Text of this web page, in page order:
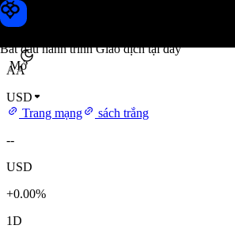
Bắt đầu hành trình Giao dịch tại đây
Mở
Giá ARAI
AA
USD
Trang mạng
sách trắng
--
USD
+0.00%
1D